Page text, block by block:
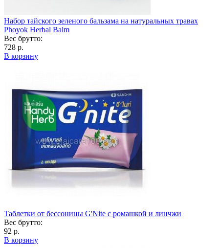
Набор тайского зеленого бальзама на натуральных травах
Phoyok Herbal Balm
Вес брутто:
728 р.
В корзину
Таблетки от бессоницы G'Nite с ромашкой и линчжи
Вес брутто:
92 р.
В корзину